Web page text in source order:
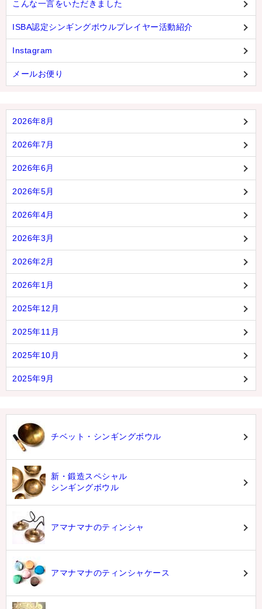
こんな一言をいただきました
ISBA認定シンギングボウルプレイヤー活動紹介
Instagram
メールお便り
2026年8月
2026年7月
2026年6月
2026年5月
2026年4月
2026年3月
2026年2月
2026年1月
2025年12月
2025年11月
2025年10月
2025年9月
チベット・シンギングボウル
新・鍛造スペシャル
シンギングボウル
アマナマナのティンシャ
アマナマナのティンシャケース